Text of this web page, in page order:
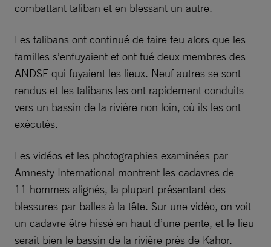
combattant taliban et en blessant un autre.
Les talibans ont continué de faire feu alors que les
familles s’enfuyaient et ont tué deux membres des
ANDSF qui fuyaient les lieux. Neuf autres se sont
rendus et les talibans les ont rapidement conduits
vers un bassin de la rivière non loin, où ils les ont
exécutés.
Les vidéos et les photographies examinées par
Amnesty International montrent les cadavres de
11 hommes alignés, la plupart présentant des
blessures par balles à la tête. Sur une vidéo, on voit
un cadavre être hissé en haut d’une pente, et le lieu
serait bien le bassin de la rivière près de Kahor.